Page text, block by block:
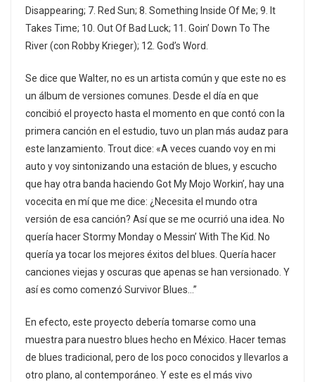
Disappearing; 7. Red Sun; 8. Something Inside Of Me; 9. It
Takes Time; 10. Out Of Bad Luck; 11. Goin’ Down To The
River (con Robby Krieger); 12. God’s Word.
Se dice que Walter, no es un artista común y que este no es
un álbum de versiones comunes. Desde el día en que
concibió el proyecto hasta el momento en que contó con la
primera canción en el estudio, tuvo un plan más audaz para
este lanzamiento. Trout dice: «A veces cuando voy en mi
auto y voy sintonizando una estación de blues, y escucho
que hay otra banda haciendo Got My Mojo Workin’, hay una
vocecita en mí que me dice: ¿Necesita el mundo otra
versión de esa canción? Así que se me ocurrió una idea. No
quería hacer Stormy Monday o Messin’ With The Kid. No
quería ya tocar los mejores éxitos del blues. Quería hacer
canciones viejas y oscuras que apenas se han versionado. Y
así es como comenzó Survivor Blues…”
En efecto, este proyecto debería tomarse como una
muestra para nuestro blues hecho en México. Hacer temas
de blues tradicional, pero de los poco conocidos y llevarlos a
otro plano, al contemporáneo. Y este es el más vivo